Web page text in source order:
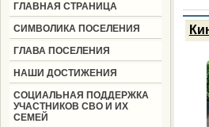
ГЛАВНАЯ СТРАНИЦА
СИМВОЛИКА ПОСЕЛЕНИЯ
ГЛАВА ПОСЕЛЕНИЯ
НАШИ ДОСТИЖЕНИЯ
СОЦИАЛЬНАЯ ПОДДЕРЖКА
УЧАСТНИКОВ СВО И ИХ
СЕМЕЙ